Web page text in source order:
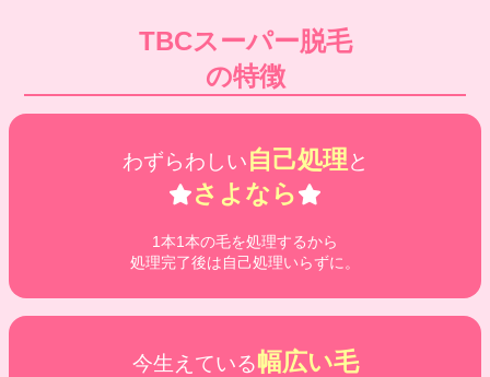
TBCスーパー脱毛
の特徴
わずらわしい自己処理と
さよなら
1本1本の毛を処理するから
処理完了後は自己処理いらずに。
今生えている幅広い毛